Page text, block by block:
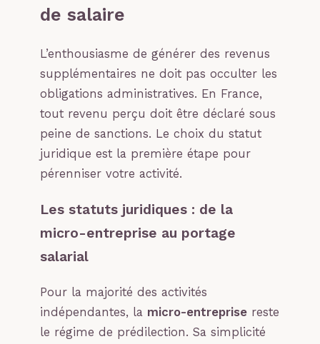
de salaire
L’enthousiasme de générer des revenus
supplémentaires ne doit pas occulter les
obligations administratives. En France,
tout revenu perçu doit être déclaré sous
peine de sanctions. Le choix du statut
juridique est la première étape pour
pérenniser votre activité.
Les statuts juridiques : de la
micro-entreprise au portage
salarial
Pour la majorité des activités
indépendantes, la micro-entreprise reste
le régime de prédilection. Sa simplicité